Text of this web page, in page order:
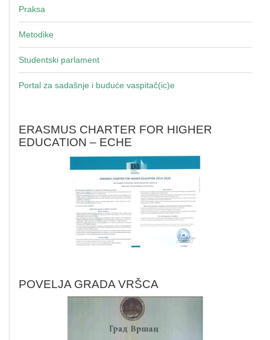
Praksa
Metodike
Studentski parlament
Portal za sadašnje i buduće vaspitač(ic)e
ERASMUS CHARTER FOR HIGHER
EDUCATION – ECHE
POVELJA GRADA VRŠCA